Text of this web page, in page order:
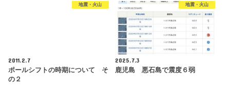
地震・火山
2011.2.7
ポールシフトの時期について そ
の２
地震・火山
2025.7.3
鹿児島 悪石島で震度６弱